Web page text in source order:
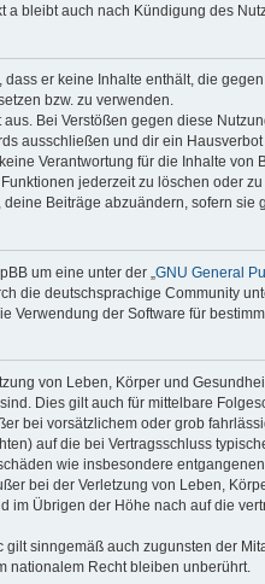
a bleibt auch nach Kündigung des
er keine Inhalte enthält, die
bzw. zu verwenden.
Bei Verstößen gegen diese
ausschließen und dir ein
Verantwortung für die Inhalte
jederzeit zu löschen oder
Beiträge abzuändern, sofern
um eine unter der „ GNU General
die deutschsprachige Community
Verwendung der Software für
von Leben, Körper und
Dies gilt auch für mittelbare
bei vorsätzlichem oder grob
auf die bei Vertragsschluss
wie insbesondere
bei der Verletzung von Leben,
im Übrigen der Höhe nach auf die
gilt sinngemäß auch zugunsten der
nationalem Recht bleiben unberührt.